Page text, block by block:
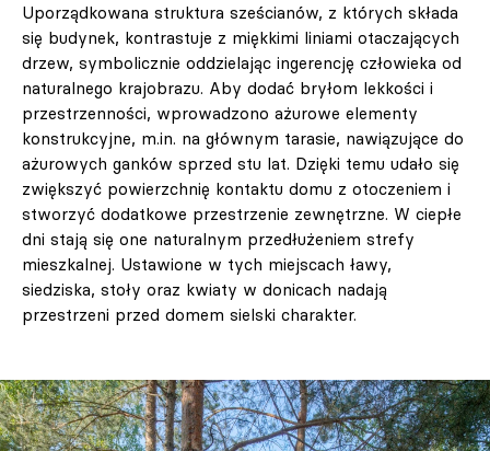
Uporządkowana struktura sześcianów, z których składa
się budynek, kontrastuje z miękkimi liniami otaczających
drzew, symbolicznie oddzielając ingerencję człowieka od
naturalnego krajobrazu. Aby dodać bryłom lekkości i
przestrzenności, wprowadzono ażurowe elementy
konstrukcyjne, m.in. na głównym tarasie, nawiązujące do
ażurowych ganków sprzed stu lat. Dzięki temu udało się
zwiększyć powierzchnię kontaktu domu z otoczeniem i
stworzyć dodatkowe przestrzenie zewnętrzne. W ciepłe
dni stają się one naturalnym przedłużeniem strefy
mieszkalnej. Ustawione w tych miejscach ławy,
siedziska, stoły oraz kwiaty w donicach nadają
przestrzeni przed domem sielski charakter.